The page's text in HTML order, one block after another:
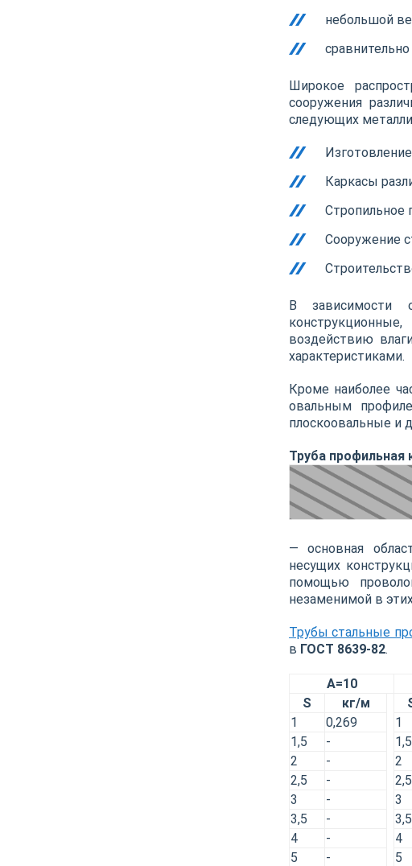
небольшой
Широкое
сооружения
следующих
Каркасы
Стропильное
Сооружение
В зависимости
воздействию
характеристиками.
Кроме наиболее
овальным
плоскоовальные и
Труба профильная
— основная
несущих
помощью
незаменимой в
Трубы стальные
в ГОСТ 8639-82.
A=10
S
кг/м
1
0,269 1
1,5
- 1,5
2
- 2
2,5
- 2,5
3
- 3
3,5
- 3,5
4
- 4
5
- 5